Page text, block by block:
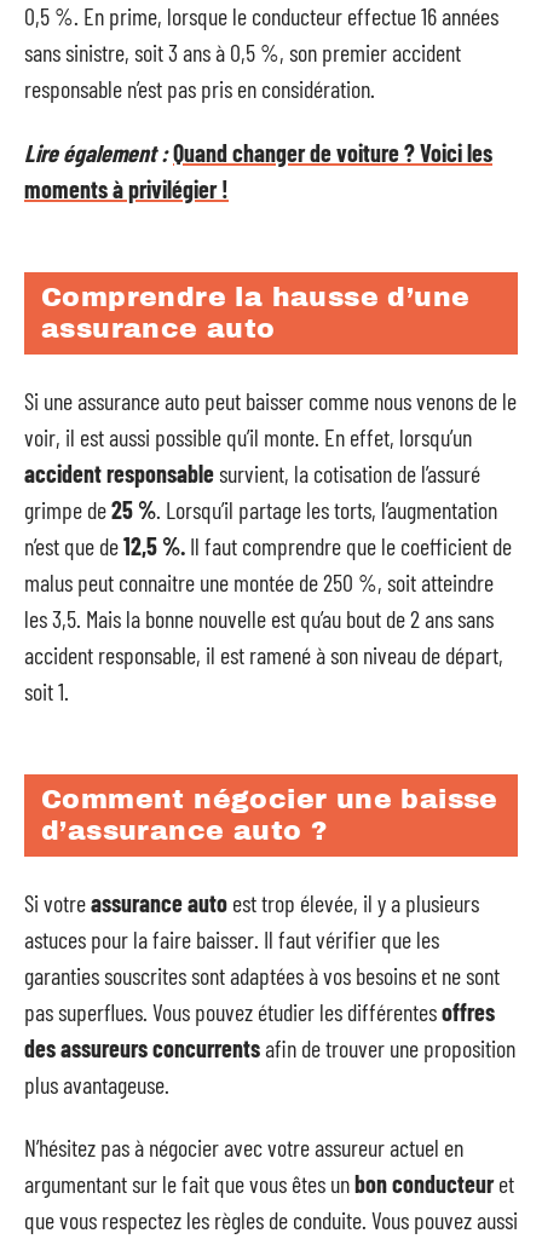
0,5 %. En prime, lorsque le conducteur effectue 16 années
sans sinistre, soit 3 ans à 0,5 %, son premier accident
responsable n’est pas pris en considération.
Lire également :Quand changer de voiture ? Voici les
moments à privilégier !
Comprendre la hausse d’une
assurance auto
Si une assurance auto peut baisser comme nous venons de le
voir, il est aussi possible qu’il monte. En effet, lorsqu’un
accident responsablesurvient, la cotisation de l’assuré
grimpe de25 % . Lorsqu’il partage les torts, l’augmentation
n’est que de12,5 %. Il faut comprendre que le coefficient de
malus peut connaitre une montée de 250 %, soit atteindre
les 3,5. Mais la bonne nouvelle est qu’au bout de 2 ans sans
accident responsable, il est ramené à son niveau de départ,
soit 1.
Comment négocier une baisse
d’assurance auto ?
Si votreassurance auto est trop élevée, il y a plusieurs
astuces pour la faire baisser. Il faut vérifier que les
garanties souscrites sont adaptées à vos besoins et ne sont
pas superflues. Vous pouvez étudier les différentesoffres
des assureurs concurrentsafin de trouver une proposition
plus avantageuse.
N’hésitez pas à négocier avec votre assureur actuel en
argumentant sur le fait que vous êtes unbon conducteuret
que vous respectez les règles de conduite. Vous pouvez aussi